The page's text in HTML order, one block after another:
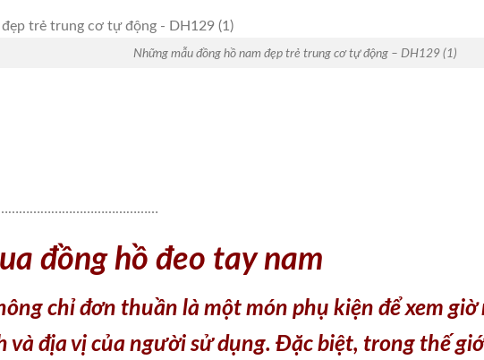
Những mẫu đồng hồ nam đẹp trẻ trung cơ tự động – DH129 (1)
đồng hồ đeo tay nam
chỉ đơn thuần là một món phụ kiện để xem
và địa vị của người sử dụng. Đặc biệt, trong thế